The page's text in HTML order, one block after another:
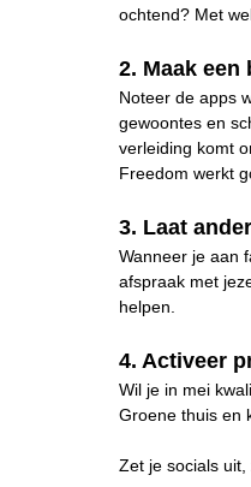
ochtend? Met
2. Maak
Noteer de apps
gewoontes en
verleiding komt
Freedom werkt
3. Laat
Wanneer je aan
afspraak met
helpen.
4. Activeer
Wil je in mei
Groene thuis en
Zet je socials